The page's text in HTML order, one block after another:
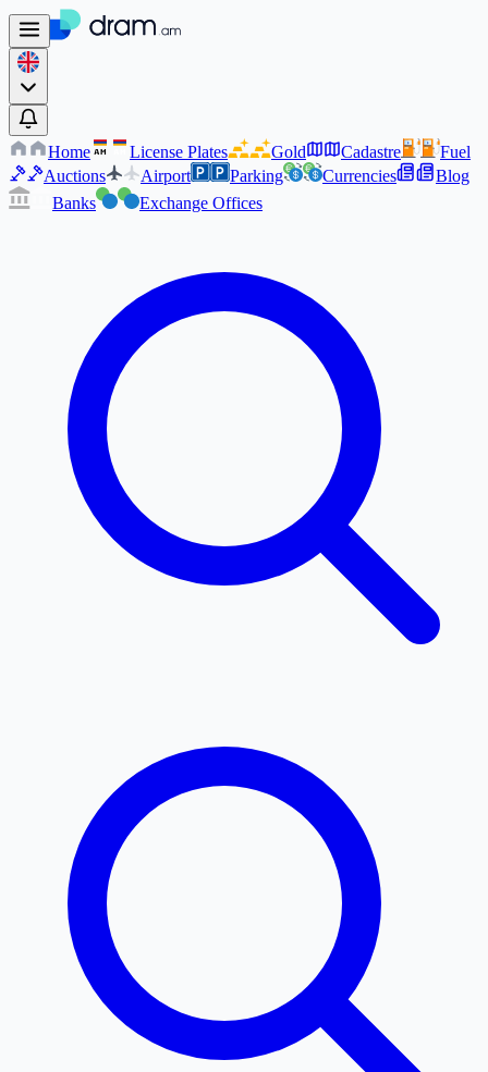
Home AM License Plates Gold Cadastre
Fuel
Auctions
Airport Parking Currencies
Blog
Banks
Exchange Offices